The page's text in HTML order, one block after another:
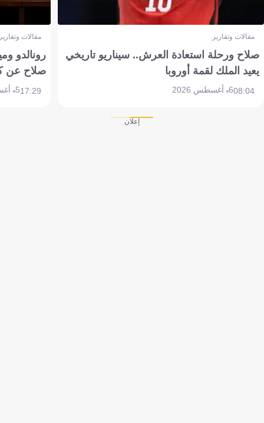
مقالات وتقارير
صلاح ورحلة استعادة العرش.. سيناريو تاريخي
يعيد الملك لقمة أوروبا
08:046 أغسطس 2026
مقالات
رونالدو
صلاح عن
17:295 أغسطس 2026
إعلان